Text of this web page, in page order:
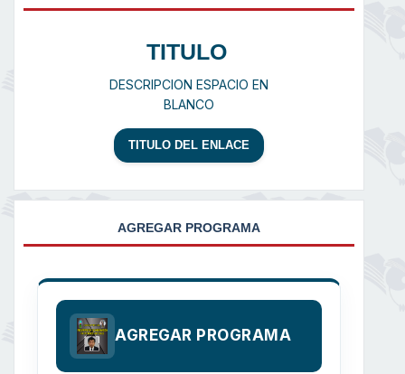
TITULO
DESCRIPCION ESPACIO EN
BLANCO
TITULO DEL ENLACE
AGREGAR PROGRAMA
AGREGAR PROGRAMA